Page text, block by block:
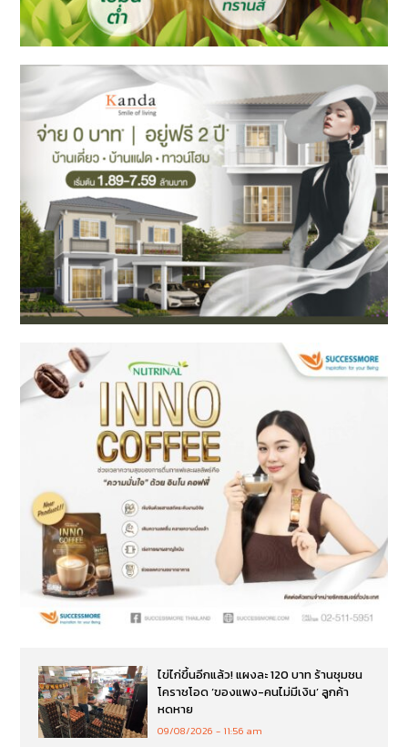
ไข่ไก่ขึ้นอีกแล้ว! แผงละ 120 บาท ร้านชุมชน
โคราชโอด ‘ของแพง-คนไม่มีเงิน’ ลูกค้า
หดหาย
09/08/2026 11:56 am